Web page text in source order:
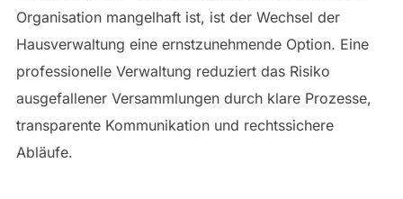
Organisation mangelhaft ist, ist der Wechsel der
Hausverwaltung eine ernstzunehmende Option. Eine
professionelle Verwaltung reduziert das Risiko
ausgefallener Versammlungen durch klare Prozesse,
transparente Kommunikation und rechtssichere
Abläufe.